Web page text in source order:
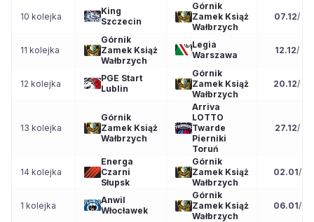
10 kolejka
King
Szczecin
Górnik
Zamek Książ
Wałbrzych
07.12/
11 kolejka
Górnik
Zamek Książ
Wałbrzych
Legia
Warszawa
12.12/
12 kolejka
PGE Start
Lublin
Górnik
Zamek Książ
Wałbrzych
20.12/
13 kolejka
Górnik
Zamek Książ
Wałbrzych
Arriva
LOTTO
Twarde
Pierniki
Toruń
27.12/
14 kolejka
Energa
Czarni
Słupsk
Górnik
Zamek Książ
Wałbrzych
02.01/
1 kolejka
Anwil
Włocławek
Górnik
Zamek Książ
Wałbrzych
06.01/